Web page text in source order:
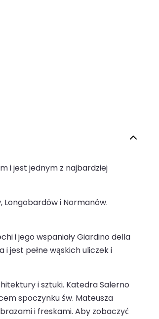
i jest jednym z najbardziej
Longobardów i Normanów.
i jego wspaniały Giardino della
jest pełne wąskich uliczek i
i sztuki. Katedra Salerno
spoczynku św. Mateusza
i freskami. Aby zobaczyć